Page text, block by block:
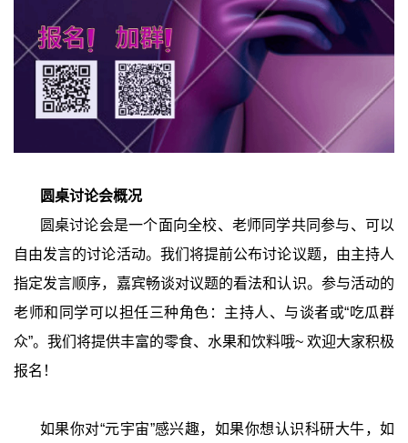
圆桌讨论会概况
圆桌讨论会是一个面向全校、老师同学共同参与、可以
自由发言的讨论活动。我们将提前公布讨论议题，由主持人
指定发言顺序，嘉宾畅谈对议题的看法和认识。参与活动的
老师和同学可以担任三种角色：主持人、与谈者或“吃瓜群
众”。我们将提供丰富的零食、水果和饮料哦~ 欢迎大家积极
报名！
如果你对“元宇宙”感兴趣，如果你想认识科研大牛，如